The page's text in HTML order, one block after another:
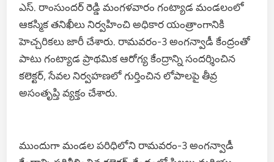
ఎస్. రాంసుందర్ రెడ్డి మంగళవారం గంట్యాడ మండలంలో
ఆకస్మిక తనిఖీలు నిర్వహించి అధికార యంత్రాంగానికి
హెచ్చరికలు జారీ చేశారు. రామవరం-3 అంగన్వాడీ కేంద్రంతో
పాటు గంట్యాడ ప్రాథమిక ఆరోగ్య కేంద్రాన్ని సందర్శించిన
కలెక్టర్, సేవల నిర్వహణలో గుర్తించిన లోపాలపై తీవ్ర
అసంతృప్తి వ్యక్తం చేశారు.
ముందుగా మండల పరిధిలోని రామవరం-3 అంగన్వాడీ